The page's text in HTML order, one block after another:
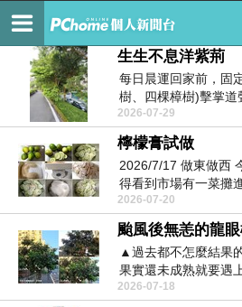
蘇菲雅老鼠窩
生生不息洋紫荊
每日晨運回家前，固
樹、四棵樟樹)擊掌道
自我催眠五福臨...
2026-07-29
檸檬膏試做
2026/7/17 做東做西
得看到市場有一菜攤
2026-07-20
颱風後無恙的龍
▲過去都不怎麼結果
果實還未成熟就要遇
全掉光了，7...
2026-07-18